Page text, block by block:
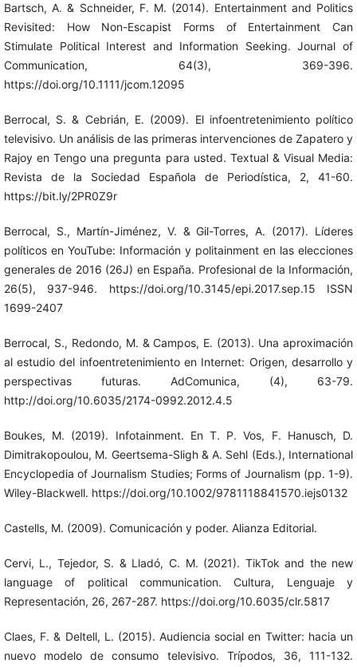
Bartsch, A. & Schneider, F. M. (2014). Entertainment and Politics
Revisited: How Non-Escapist Forms of Entertainment Can
Stimulate Political Interest and Information Seeking. Journal of
Communication, 64(3), 369-396.
https://doi.org/10.1111/jcom.12095
Berrocal, S. & Cebrián, E. (2009). El infoentretenimiento político
televisivo. Un análisis de las primeras intervenciones de Zapatero y
Rajoy en Tengo una pregunta para usted. Textual & Visual Media:
Revista de la Sociedad Española de Periodística, 2, 41-60.
https://bit.ly/2PR0Z9r
Berrocal, S., Martín-Jiménez, V. & Gil-Torres, A. (2017). Líderes
políticos en YouTube: Información y politainment en las elecciones
generales de 2016 (26J) en España. Profesional de la Información,
26(5), 937-946. https://doi.org/10.3145/epi.2017.sep.15 ISSN
1699-2407
Berrocal, S., Redondo, M. & Campos, E. (2013). Una aproximación
al estudio del infoentretenimiento en Internet: Origen, desarrollo y
perspectivas futuras. AdComunica, (4), 63-79.
http://doi.org/10.6035/2174-0992.2012.4.5
Boukes, M. (2019). Infotainment. En T. P. Vos, F. Hanusch, D.
Dimitrakopoulou, M. Geertsema-Sligh & A. Sehl (Eds.), International
Encyclopedia of Journalism Studies; Forms of Journalism (pp. 1-9).
Wiley-Blackwell. https://doi.org/10.1002/9781118841570.iejs0132
Castells, M. (2009). Comunicación y poder. Alianza Editorial.
Cervi, L., Tejedor, S. & Lladó, C. M. (2021). TikTok and the new
language of political communication. Cultura, Lenguaje y
Representación, 26, 267-287. https://doi.org/10.6035/clr.5817
Claes, F. & Deltell, L. (2015). Audiencia social en Twitter: hacia un
nuevo modelo de consumo televisivo. Trípodos, 36, 111-132.